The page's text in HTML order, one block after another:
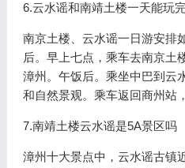
6.云水谣和南靖土楼一天能玩
南京土楼、云水谣一日游安排
后。早上七点，乘车去南京土
漳州。午饭后。乘坐中巴到云
和自然景观。乘车返回商州站
7.南靖土楼云水谣是5A景区吗
漳州十大景点中，云水谣古镇